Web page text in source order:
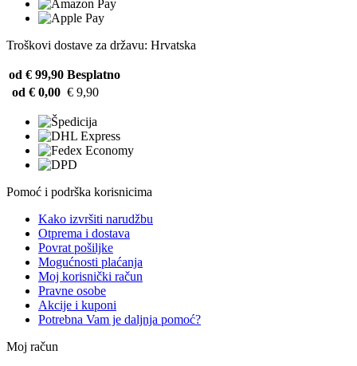
Troškovi dostave za državu: Hrvatska
od € 99,90 Besplatno
od € 0,00 € 9,90
Pomoć i podrška korisnicima
Kako izvršiti narudžbu
Otprema i dostava
Povrat pošiljke
Mogućnosti plaćanja
Moj korisnički račun
Pravne osobe
Akcije i kuponi
Potrebna Vam je daljnja pomoć?
Moj račun